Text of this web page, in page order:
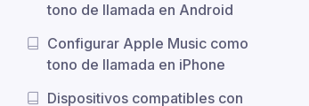
tono de llamada en Android
Configurar Apple Music como
tono de llamada en iPhone
Dispositivos compatibles con